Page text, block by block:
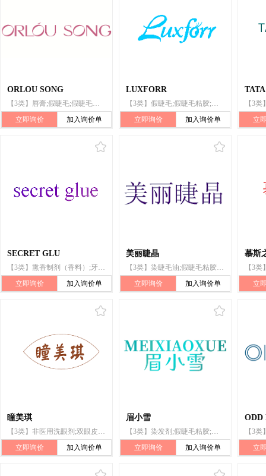
ORLOU SONG
【3类】唇膏;假睫毛;假睫毛粘胶;眉毛化妆品;美容面膜;假指甲;化妆染料;睫毛用化妆制剂;指甲油;化妆品
立即询价
加入询价单
LUXFORR
【3类】假睫毛;假睫毛粘胶;化妆棉;化妆笔;美容面膜;化妆品;香水;浸化妆水的薄纸;香皂;睫毛膏
立即询价
加入询价单 立
SECRET GLU
【3类】熏香制剂（香料）;牙膏;睫毛膏;假睫毛;睫毛用化妆制剂;假睫毛粘胶;眼部化妆品;化妆品;清洁用油;香皂
立即询价
加入询价单
美丽睫晶
【3类】染睫毛油;假睫毛粘胶;假睫毛;睫毛用化妆制剂;洗面奶;化妆品;香精油;香水;美容面膜;牙膏
立即询价
加入询价单
慕斯
立
瞳美琪
【3类】非医用洗眼剂;双眼皮贴;假睫毛粘胶;清洁制剂;洗衣粉;假指甲;化妆品;假睫毛;牙膏;睫毛膏
立即询价
加入询价单
眉小雪
【3类】染发剂;假睫毛粘胶;假睫毛;化妆笔;眉毛着色料;眼线液笔;化妆品;眉笔;眉毛化妆品;眉粉
立即询价
加入询价单
ODD
立